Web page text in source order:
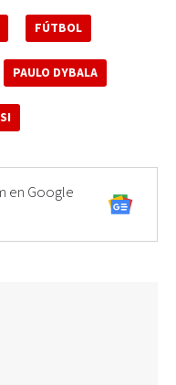
FÚTBOL
PAULO DYBALA
en Google